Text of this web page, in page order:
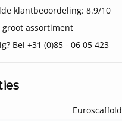
klantbeoordeling: 8.9/10
groot assortiment
Bel +31 (0)85 - 06 05 423
Euroscaffold